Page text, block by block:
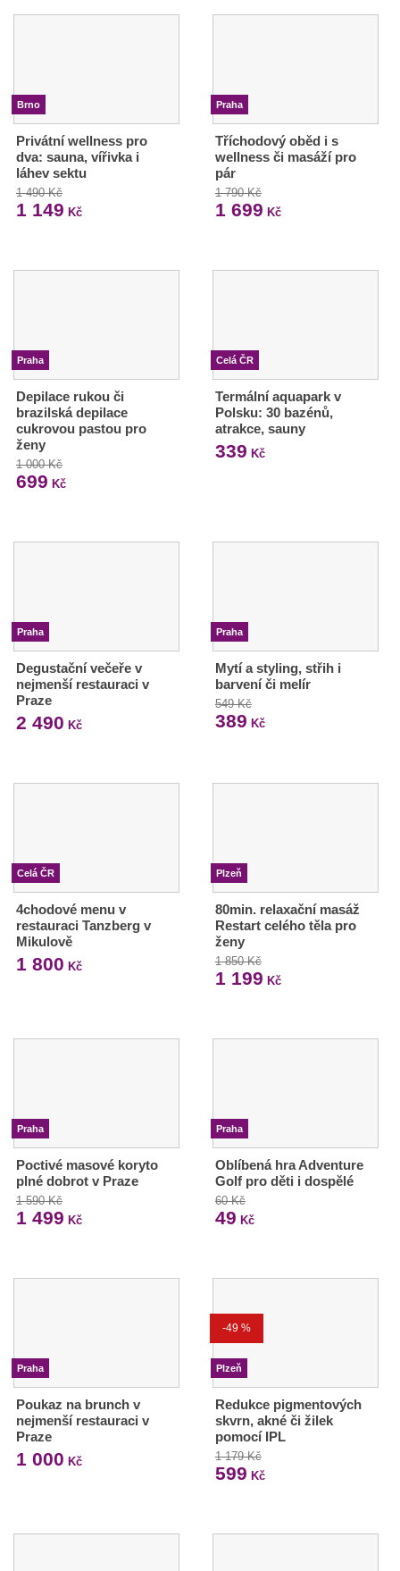
Brno
Privátní wellness pro
dva: sauna, vířivka i
láhev sektu
1 490 Kč
1 149 Kč
Praha
Tříchodový oběd i s
wellness či masáží pro
pár
1 790 Kč
1 699 Kč
Praha
Depilace rukou či
brazilská depilace
cukrovou pastou pro
ženy
1 000 Kč
699 Kč
Celá ČR
Termální aquapark v
Polsku: 30 bazénů,
atrakce, sauny
339 Kč
Praha
Degustační večeře v
nejmenší restauraci v
Praze
2 490 Kč
Praha
Mytí a styling, střih i
barvení či melír
549 Kč
389 Kč
Celá ČR
4chodové menu v
restauraci Tanzberg v
Mikulově
1 800 Kč
Plzeň
80min. relaxační masáž
Restart celého těla pro
ženy
1 850 Kč
1 199 Kč
Praha
Poctivé masové koryto
plné dobrot v Praze
1 590 Kč
1 499 Kč
Praha
Oblíbená hra Adventure
Golf pro děti i dospělé
60 Kč
49 Kč
Praha
Poukaz na brunch v
nejmenší restauraci v
Praze
1 000 Kč
-49 %
Plzeň
Redukce pigmentových
skvrn, akné či žilek
pomocí IPL
1 179 Kč
599 Kč